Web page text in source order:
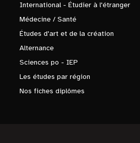
International - Étudier à l'étranger
Médecine / Santé
Études d'art et de la création
Alternance
Sciences po - IEP
Les études par région
Nos fiches diplômes